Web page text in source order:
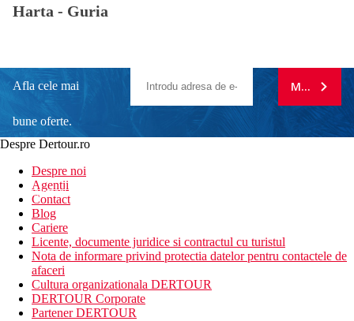
Harta - Guria
Afla cele mai
bune oferte.
newsletter!
MA
Despre Dertour.ro
Despre noi
Agentii
Contact
Blog
Cariere
Licente, documente juridice si contractul cu turistul
Nota de informare privind protectia datelor pentru contactele de
afaceri
Cultura organizationala DERTOUR
DERTOUR Corporate
Partener DERTOUR